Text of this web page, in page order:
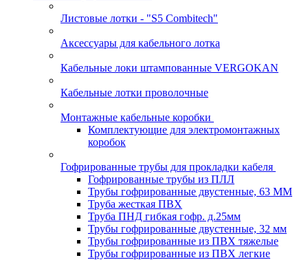
Листовые лотки - "S5 Combitech"
Аксессуары для кабельного лотка
Кабельные локи штампованные VERGOKAN
Кабельные лотки проволочные
Монтажные кабельные коробки
Комплектующие для электромонтажных
коробок
Гофрированные трубы для прокладки кабеля
Гофрированные трубы из ПЛЛ
Трубы гофрированные двустенные, 63 ММ
Труба жесткая ПВХ
Труба ПНД гибкая гофр. д.25мм
Трубы гофрированные двустенные, 32 мм
Трубы гофрированные из ПВХ тяжелые
Трубы гофрированные из ПВХ легкие